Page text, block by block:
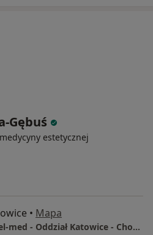
Gębuś
estetycznej
• Mapa
Centrum Medyczne enel-med - Oddział Katowice - Chorzowska